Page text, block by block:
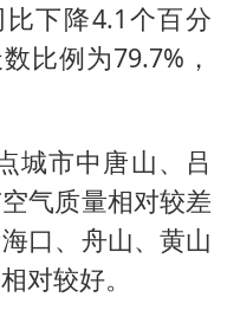
营店飞天茅台提价
身 共筑健康中国
下降4.1个百分
比例为79.7%，
城市中唐山、吕
气质量相对较差
口、舟山、黄山
对较好。